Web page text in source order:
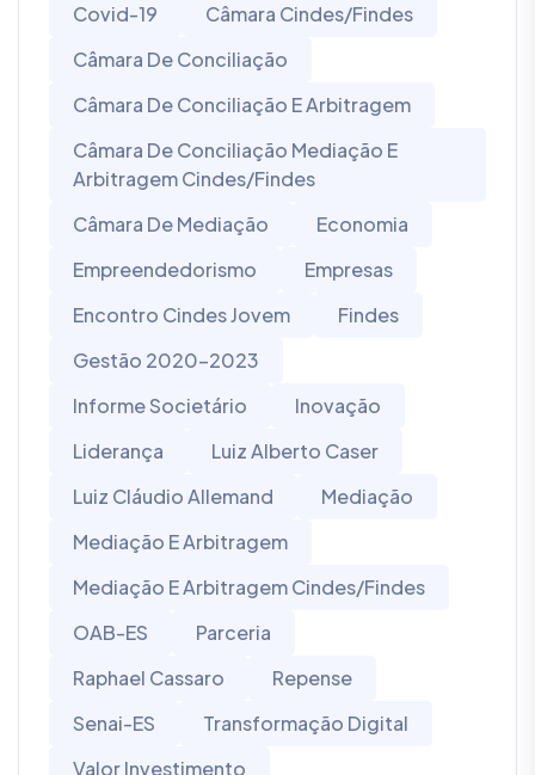
Covid-19
Câmara Cindes/Findes
Câmara De Conciliação
Câmara De Conciliação E Arbitragem
Câmara De Conciliação Mediação E
Arbitragem Cindes/Findes
Câmara De Mediação
Economia
Empreendedorismo
Empresas
Encontro Cindes Jovem
Findes
Gestão 2020-2023
Informe Societário
Inovação
Liderança
Luiz Alberto Caser
Luiz Cláudio Allemand
Mediação
Mediação E Arbitragem
Mediação E Arbitragem Cindes/Findes
OAB-ES
Parceria
Raphael Cassaro
Repense
Senai-ES
Transformação Digital
Valor Investimento